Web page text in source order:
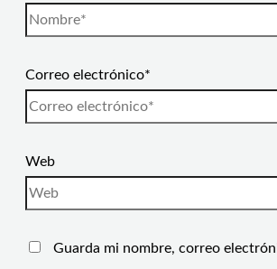
Correo electrónico*
Web
Guarda mi nombre, correo